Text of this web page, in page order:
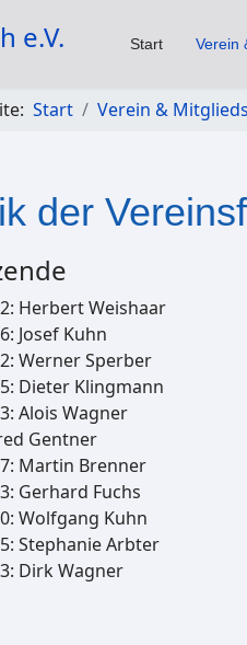
Start Verein
Start Verein &
der
Herbert Weishaar
Josef Kuhn
Werner Sperber
Dieter Klingmann
Alois Wagner
Gentner
Martin Brenner
Gerhard Fuchs
Wolfgang Kuhn
Stephanie Arbter
Dirk Wagner